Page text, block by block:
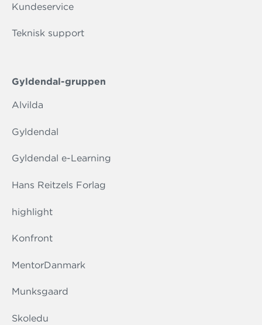
Kundeservice
Teknisk support
Gyldendal-gruppen
Alvilda
Gyldendal
Gyldendal e-Learning
Hans Reitzels Forlag
highlight
Konfront
MentorDanmark
Munksgaard
Skoledu